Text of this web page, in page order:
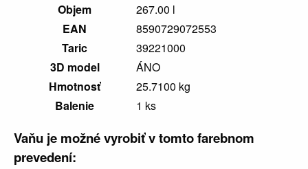
Objem
267.00 l
EAN
8590729072553
Taric
39221000
3D model
ÁNO
Hmotnosť
25.7100 kg
Balenie
1 ks
Vaňu je možné vyrobiť v tomto farebnom
prevedení: